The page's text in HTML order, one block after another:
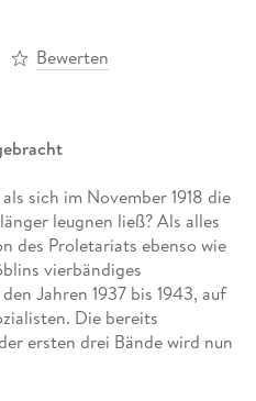
Bewerten
sich im November 1918 die
leugnen ließ? Als alles
des Proletariats ebenso wie
vierbändiges
Jahren 1937 bis 1943, auf
Die bereits
ersten drei Bände wird nun